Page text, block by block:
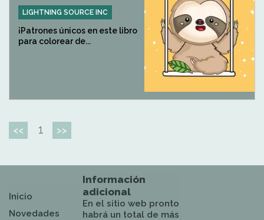
LIGHTNING SOURCE INC
¡Patrones únicos en este libro
para colorear de...
<< 1 >>
Inicio
Novedades
Información
adicional
En el sitio web pronto
habrá un total de más